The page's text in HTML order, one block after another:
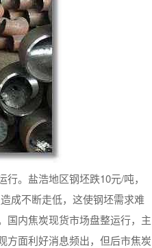
。盐浩地区钢坯跌10元/吨，
成不断走低，这使钢坯需求难
国内焦炭现货市场盘整运行，主
方面利好消息频出，但后市焦炭